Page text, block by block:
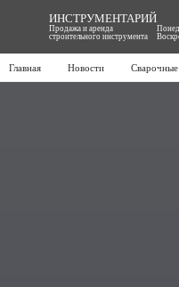
Главная Новости
ИНСТРУМЕНТАРИЙ
Продажа и аренда
строительного инструмента